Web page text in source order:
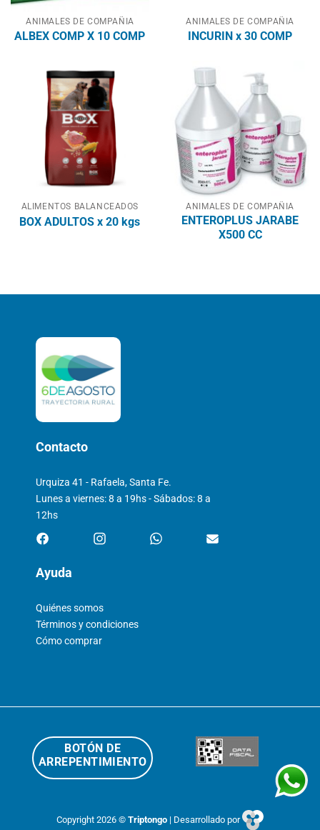
ANIMALES DE COMPAÑIA
ALBEX COMP X 10 COMP
ANIMALES DE COMPAÑIA
INCURIN x 30 COMP
ALIMENTOS BALANCEADOS
BOX ADULTOS x 20 kgs
ANIMALES DE COMPAÑIA
ENTEROPLUS JARABE
X500 CC
Contacto
Urquiza 41 - Rafaela, Santa Fe.
Lunes a viernes: 8 a 19hs - Sábados: 8 a
12hs
Ayuda
Quiénes somos
Términos y condiciones
Cómo comprar
BOTÓN DE
ARREPENTIMIENTO
Copyright 2026 © Triptongo | Desarrollado por